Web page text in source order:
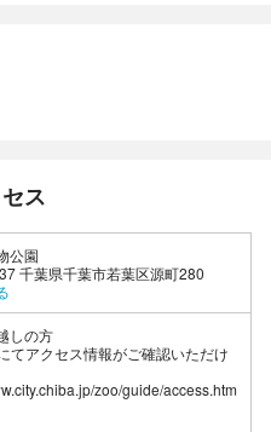
ス
公園
千葉県千葉市若葉区源町280
しの方
てアクセス情報がご確認いただけ
zoo/guide/access.htm